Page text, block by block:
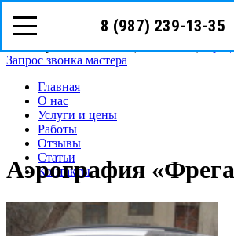
8 (987)
Казань, Бурхана
Запрос звонка мастера
Главная
О нас
Услуги и цены
Работы
Отзывы
Статьи
Контакты
Аэрография
8 (987) 239-13-35